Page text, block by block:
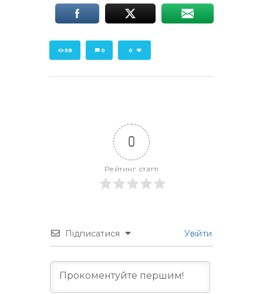
58 0 0
0
Рейтинг статті
Підписатися Увійти